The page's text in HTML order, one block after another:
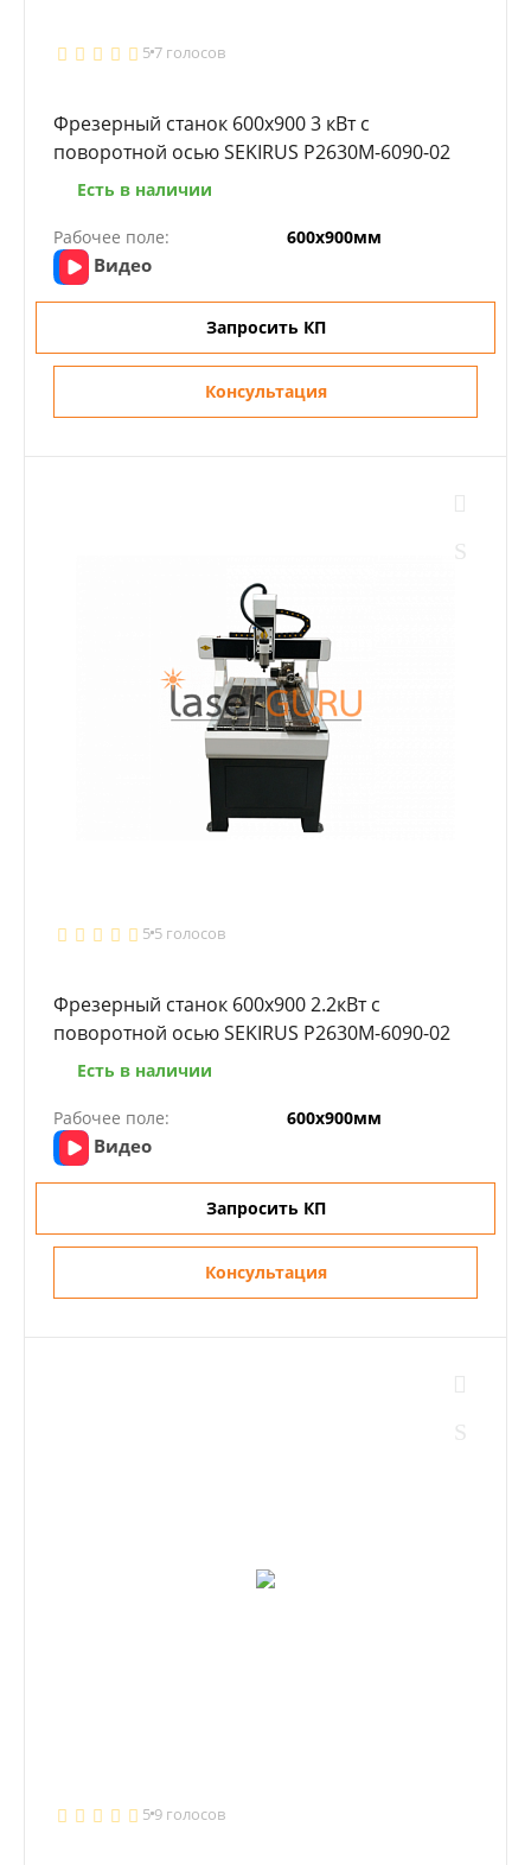
57 голосов
Фрезерный станок 600х900 3 кВт с
поворотной осью SEKIRUS P2630M-6090-02
Есть в наличии
Рабочее поле: 600х900мм
Видео
Запросить КП
Консультация
5 5 голосов
Фрезерный станок 600х900 2.2кВт с
поворотной осью SEKIRUS P2630M-6090-02
Есть в наличии
Рабочее поле: 600х900мм
Видео
Запросить КП
Консультация
5 9 голосов